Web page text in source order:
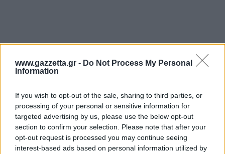
www.gazzetta.gr - Do Not Process My Personal
Information
If you wish to opt-out of the sale, sharing to third parties, or
processing of your personal or sensitive information for
targeted advertising by us, please use the below opt-out
section to confirm your selection. Please note that after your
opt-out request is processed you may continue seeing
interest-based ads based on personal information utilized by